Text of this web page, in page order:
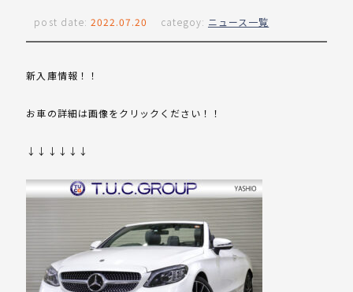
post date: 2022.07.20 categoy: ニュース一覧
新入庫情報！！
お車の詳細は画像をクリックください！！
↓↓↓↓↓↓